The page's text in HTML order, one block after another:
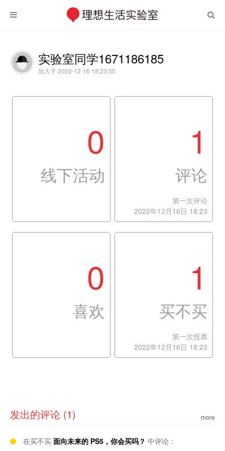
实验室同学1671186185
加入于 2022-12-16 18:23:05
0
线下活动
1
评论
第一次评论
2022年12月16日 18:23
0
喜欢
1
买不买
第一次投票
2022年12月16日 18:23
发出的评论 (1) more
在买不买 面向未来的 PS5，你会买吗？ 中评论：